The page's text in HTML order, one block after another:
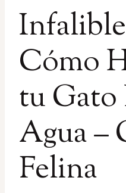
Cómo
tu Gato
Agua –
Felina